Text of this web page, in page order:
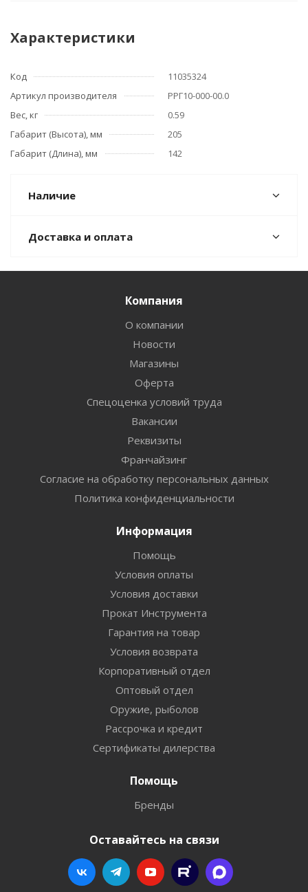
Характеристики
Код
11035324
Артикул производителя
РРГ10-000-00.0
Вес, кг
0.59
Габарит (Высота), мм
205
Габарит (Длина), мм
142
Наличие
Доставка и оплата
Компания
О компании
Новости
Магазины
Оферта
Спецоценка условий труда
Вакансии
Реквизиты
Франчайзинг
Согласие на обработку персональных данных
Политика конфиденциальности
Информация
Помощь
Условия оплаты
Условия доставки
Прокат Инструмента
Гарантия на товар
Условия возврата
Корпоративный отдел
Оптовый отдел
Оружие, рыболов
Рассрочка и кредит
Сертификаты дилерства
Помощь
Бренды
Оставайтесь на связи